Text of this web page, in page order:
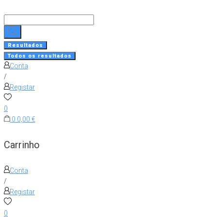
content
Resultados
Todos os resultados
Conta
/
Registar
0
0 0,00 €
Carrinho
Conta
/
Registar
0